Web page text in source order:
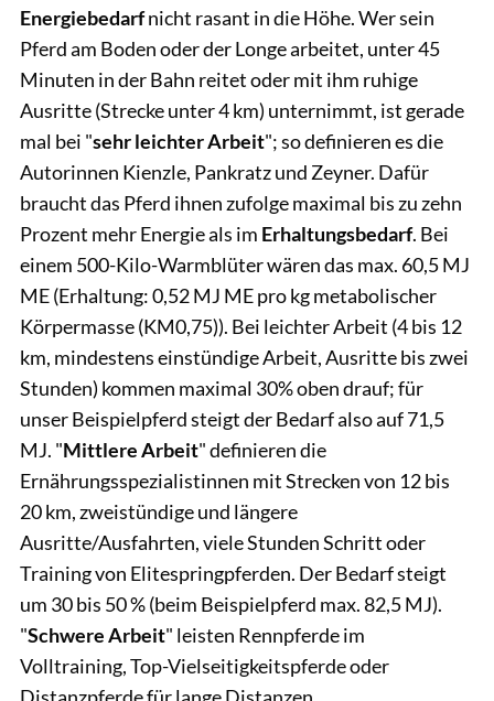
Energiebedarfnicht rasant in die Höhe. Wer sein
Pferd am Boden oder der Longe arbeitet, unter 45
Minuten in der Bahn reitet oder mit ihm ruhige
Ausritte (Strecke unter 4 km) unternimmt, ist gerade
mal bei "sehr leichter Arbeit"; so definieren es die
Autorinnen Kienzle, Pankratz und Zeyner. Dafür
braucht das Pferd ihnen zufolge maximal bis zu zehn
Prozent mehr Energie als im Erhaltungsbedarf. Bei
einem 500-Kilo-Warmblüter wären das max. 60,5 MJ
ME (Erhaltung: 0,52 MJ ME pro kg metabolischer
Körpermasse (KM0,75)). Bei leichter Arbeit (4 bis 12
km, mindestens einstündige Arbeit, Ausritte bis zwei
Stunden) kommen maximal 30% oben drauf; für
unser Beispielpferd steigt der Bedarf also auf 71,5
MJ. "Mittlere Arbeit" definieren die
Ernährungsspezialistinnen mit Strecken von 12 bis
20 km, zweistündige und längere
Ausritte/Ausfahrten, viele Stunden Schritt oder
Training von Elitespringpferden. Der Bedarf steigt
um 30 bis 50 % (beim Beispielpferd max. 82,5 MJ).
"Schwere Arbeit" leisten Rennpferde im
Volltraining, Top-Vielseitigkeitspferde oder